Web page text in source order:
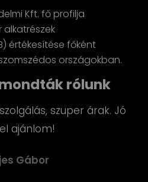
Kft. fő profilja
alkatrészek
értékesítése főként
országokban.
rólunk
szuper árak. Jó
ajánlom!
Gábor